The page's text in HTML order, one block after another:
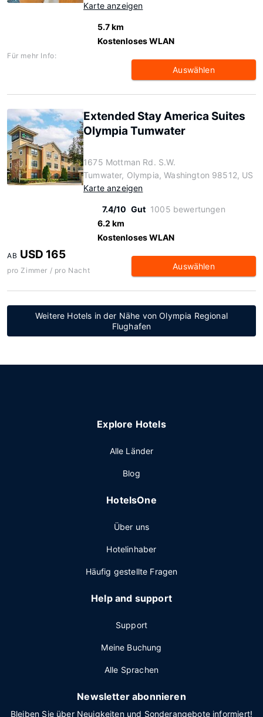
Karte anzeigen
5.7 km
Kostenloses WLAN
Für mehr Info:
Auswählen
Extended Stay America Suites
Olympia Tumwater
1675 Mottman Rd. S.W.
Tumwater, Olympia, Washington 98512, US
Karte anzeigen
7.4/10 Gut 1005 bewertungen
6.2 km
Kostenloses WLAN
AB USD 165
pro Zimmer / pro Nacht Auswählen
Weitere Hotels in der Nähe von Olympia Regional
Flughafen
Explore Hotels
Alle Länder
Blog
HotelsOne
Über uns
Hotelinhaber
Häufig gestellte Fragen
Help and support
Support
Meine Buchung
Alle Sprachen
Newsletter abonnieren
Bleiben Sie über Neuigkeiten und Sonderangebote informiert!